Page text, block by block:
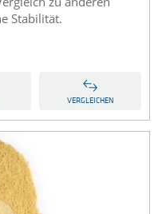
Stabilität.
VERGLEICHEN